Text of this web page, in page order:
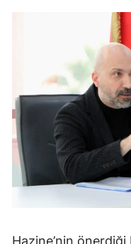
Hazine’nin önerdiği